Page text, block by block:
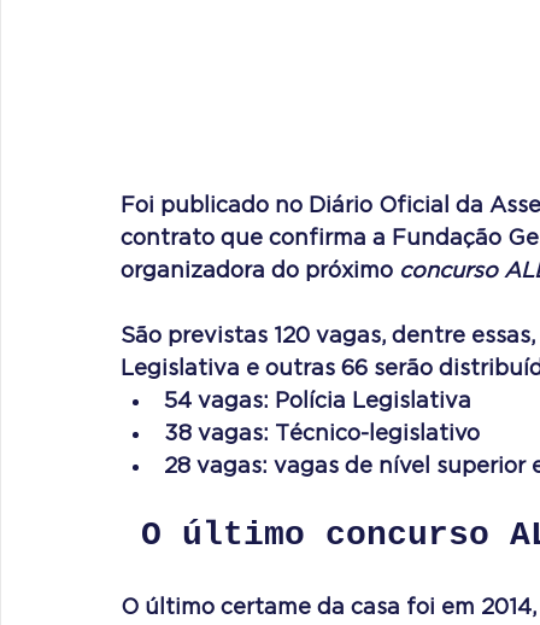
Foi publicado no Diário Oficial da
contrato que confirma a Fundação
organizadora do próximo concurso
São previstas 120 vagas, dentre
Legislativa e outras 66 serão
54 vagas: Polícia Legislativa
38 vagas: Técnico-legislativo
28 vagas: vagas de nível superior
O último concurso
O último certame da casa foi em